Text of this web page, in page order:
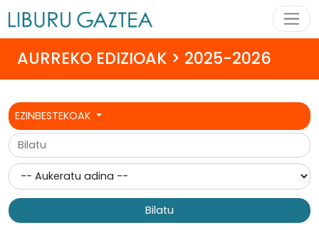
AURREKO EDIZIOAK > 2025-2026
EZINBESTEKOAK
Bilatu